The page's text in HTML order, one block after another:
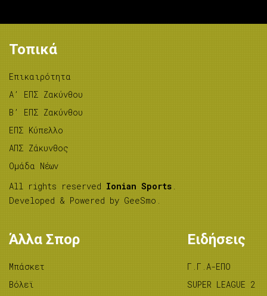
Τοπικά
Επικαιρότητα
A’ ΕΠΣ Ζακύνθου
B’ ΕΠΣ Ζακύνθου
ΕΠΣ Κύπελλο
ΑΠΣ Ζάκυνθος
Ομάδα Νέων
All rights reserved Ionian Sports .
Developed & Powered by GeeSmo .
Άλλα Σπορ
Μπάσκετ
Βόλεϊ
Ειδήσεις
Γ.Γ.Α-ΕΠΟ
SUPER LEAGUE 2